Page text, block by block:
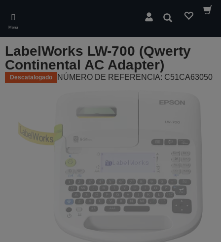
main
content
Menú
Buscar
LabelWorks LW-700 (Qwerty
Continental AC Adapter)
Descatalogado NÚMERO DE REFERENCIA: C51CA63050